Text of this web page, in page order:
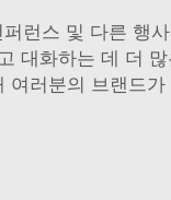
런스 및 다른 행
대화하는 데 더
러분의 브랜드가